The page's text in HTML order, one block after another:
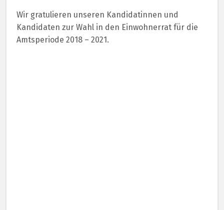
Wir gratulieren unseren Kandidatinnen und
Kandidaten zur Wahl in den Einwohnerrat für die
Amtsperiode 2018 – 2021.